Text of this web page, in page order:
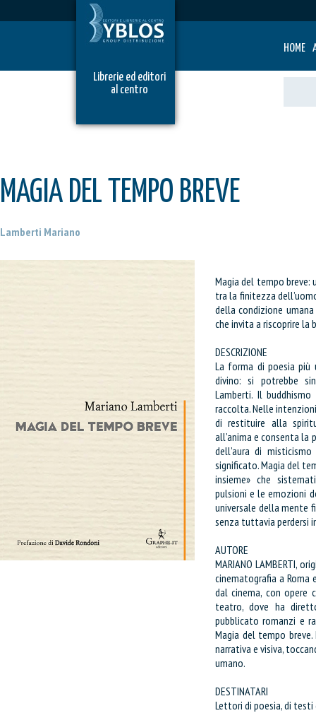
HOME
Librerie ed editori
al centro
MAGIA DEL TEMPO BREVE
Lamberti Mariano
Magia del tempo breve:
tra la finitezza
della condizione
che invita a riscoprire la
DESCRIZIONE
La forma di poesia più
divino: si potrebbe
Lamberti. Il
raccolta. Nelle
di restituire alla
all’anima e consenta
dell’aura di
significato. Magia del
insieme» che
pulsioni e le emozioni
universale della mente
senza tuttavia perdersi
AUTORE
MARIANO LAMBERTI,
cinematografia a Roma
dal cinema, con opere
teatro, dove ha
pubblicato romanzi e
Magia del tempo
narrativa e visiva,
umano.
DESTINATARI
Lettori di poesia, di